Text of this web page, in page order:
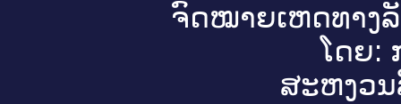
ຈົດ​ໝາຍ​ເຫດ​ທາງ​
ໂດຍ:
ສະ​ຫງວນ​